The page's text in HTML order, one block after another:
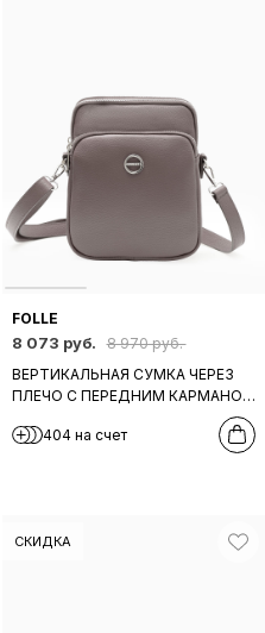
FOLLE
8 073 руб.
8 970 руб.
ВЕРТИКАЛЬНАЯ СУМКА ЧЕРЕЗ
ПЛЕЧО С ПЕРЕДНИМ КАРМАНОМ
НА МОЛНИИ ОТ FOLLE ИЗ КОЖИ
СЕРОГО ОТТЕНКА
404 на счет
СКИДКА